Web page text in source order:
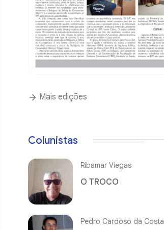
Mais edições
Colunistas
Ribamar Viegas
O TROCO
Pedro Cardoso da Costa